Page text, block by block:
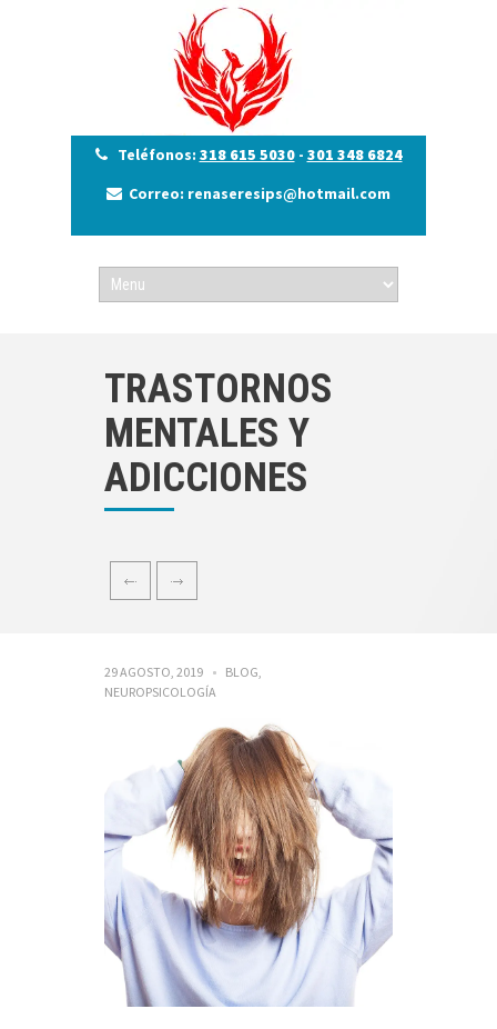
Teléfonos: 318 615 5030- 301 348 6824
Correo: renaseresips@hotmail.com
TRASTORNOS
MENTALES Y
ADICCIONES
29 AGOSTO, 2019 BLOG,
NEUROPSICOLOGÍA